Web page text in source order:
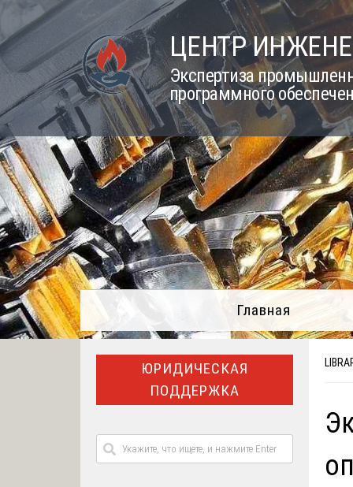
Skip
to
content
ЦЕНТР
Экспертиза
программного
Главная
ЮРИДИЧЕСКАЯ
ПОДДЕРЖКА